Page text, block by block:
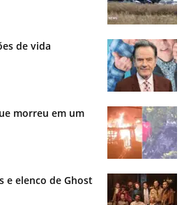
de vida
morreu em um
e elenco de Ghost